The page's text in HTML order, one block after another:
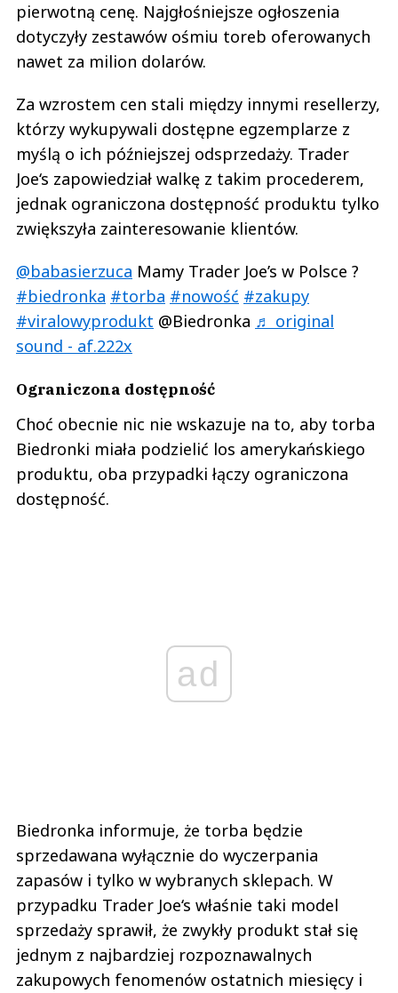
pierwotną cenę. Najgłośniejsze ogłoszenia
dotyczyły zestawów ośmiu toreb oferowanych
nawet za milion dolarów.
Za wzrostem cen stali między innymi resellerzy,
którzy wykupywali dostępne egzemplarze z
myślą o ich późniejszej odsprzedaży. Trader
Joe‘s zapowiedział walkę z takim procederem,
jednak ograniczona dostępność produktu tylko
zwiększyła zainteresowanie klientów.
@babasierzuca Mamy Trader Joe’s w Polsce ?
#biedronka #torba #nowość #zakupy
#viralowyprodukt @Biedronka ♬ original
sound - af.222x
Ograniczona dostępność
Choć obecnie nic nie wskazuje na to, aby torba
Biedronki miała podzielić los amerykańskiego
produktu, oba przypadki łączy ograniczona
dostępność.
ad
Biedronka informuje, że torba będzie
sprzedawana wyłącznie do wyczerpania
zapasów i tylko w wybranych sklepach. W
przypadku Trader Joe‘s właśnie taki model
sprzedaży sprawił, że zwykły produkt stał się
jednym z najbardziej rozpoznawalnych
zakupowych fenomenów ostatnich miesięcy i